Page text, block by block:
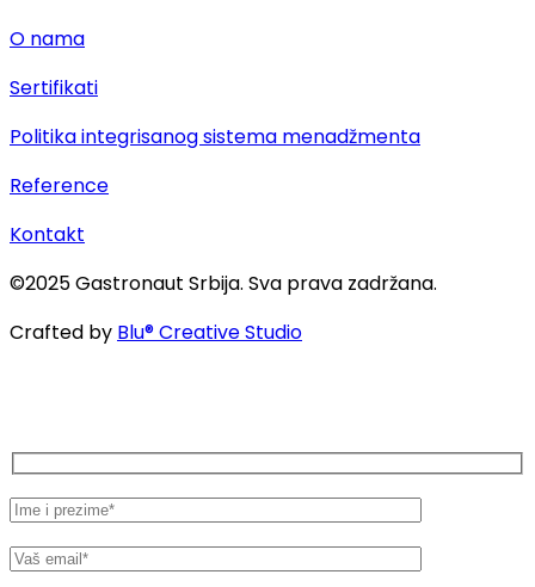
O nama
Sertifikati
Politika integrisanog sistema menadžmenta
Reference
Kontakt
©2025 Gastronaut Srbija. Sva prava zadržana.
Crafted by Blu® Creative Studio